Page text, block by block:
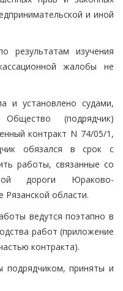
и иной
результатам изучения
жалобы не
и установлено судами,
(подрядчик)
контракт N 74/05/1,
обязался в срок с
работы, связанные со
дороги Юраково-
области.
ведутся поэтапно в
работ (приложение
контракта).
подрядчиком, приняты и